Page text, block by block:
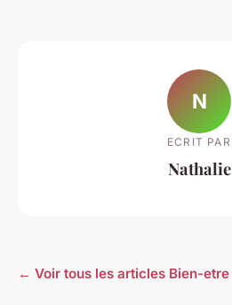
N
ECRIT PAR
Nathalie
← Voir tous les articles Bien-etre